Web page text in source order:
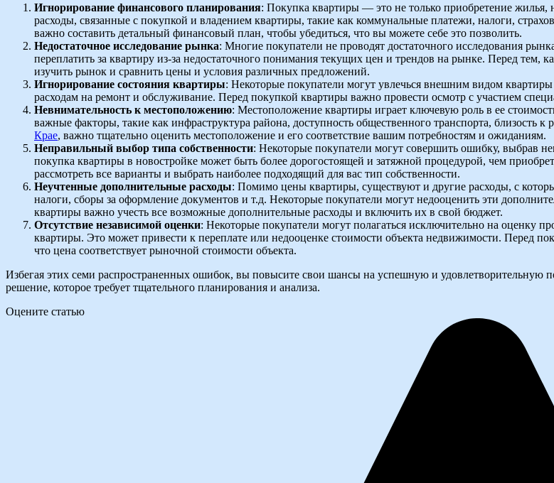
Игнорирование финансового планирования: Покупка квартиры — это не только приобретение жилья,
расходы, связанные с покупкой и владением квартиры, такие как коммунальные платежи, налоги,
важно составить детальный финансовый план, чтобы убедиться, что вы можете себе это позволить.
Недостаточное исследование рынка: Многие покупатели не проводят достаточного исследования
переплатить за квартиру из-за недостаточного понимания текущих цен и трендов на рынке. Перед тем,
изучить рынок и сравнить цены и условия различных предложений.
Игнорирование состояния квартиры: Некоторые покупатели могут увлечься внешним видом
расходам на ремонт и обслуживание. Перед покупкой квартиры важно провести осмотр с участием
Невнимательность к местоположению: Местоположение квартиры играет ключевую роль в ее
важные факторы, такие как инфраструктура района, доступность общественного транспорта, близость к
Крае, важно тщательно оценить местоположение и его соответствие вашим потребностям и ожиданиям.
Неправильный выбор типа собственности: Некоторые покупатели могут совершить ошибку, выбрав
покупка квартиры в новостройке может быть более дорогостоящей и затяжной процедурой, чем
рассмотреть все варианты и выбрать наиболее подходящий для вас тип собственности.
Неучтенные дополнительные расходы: Помимо цены квартиры, существуют и другие расходы, с
налоги, сборы за оформление документов и т.д. Некоторые покупатели могут недооценить эти
квартиры важно учесть все возможные дополнительные расходы и включить их в свой бюджет.
Отсутствие независимой оценки: Некоторые покупатели могут полагаться исключительно на оценку
квартиры. Это может привести к переплате или недооценке стоимости объекта недвижимости. Перед
что цена соответствует рыночной стоимости объекта.
Избегая этих семи распространенных ошибок, вы повысите свои шансы на успешную и
решение, которое требует тщательного планирования и анализа.
Оцените статью